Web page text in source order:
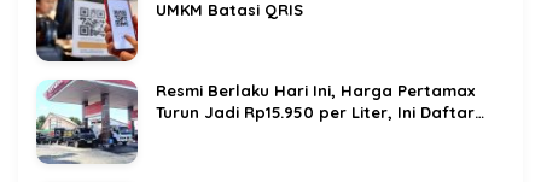
UMKM Batasi QRIS
Resmi Berlaku Hari Ini, Harga Pertamax
Turun Jadi Rp15.950 per Liter, Ini Daftar